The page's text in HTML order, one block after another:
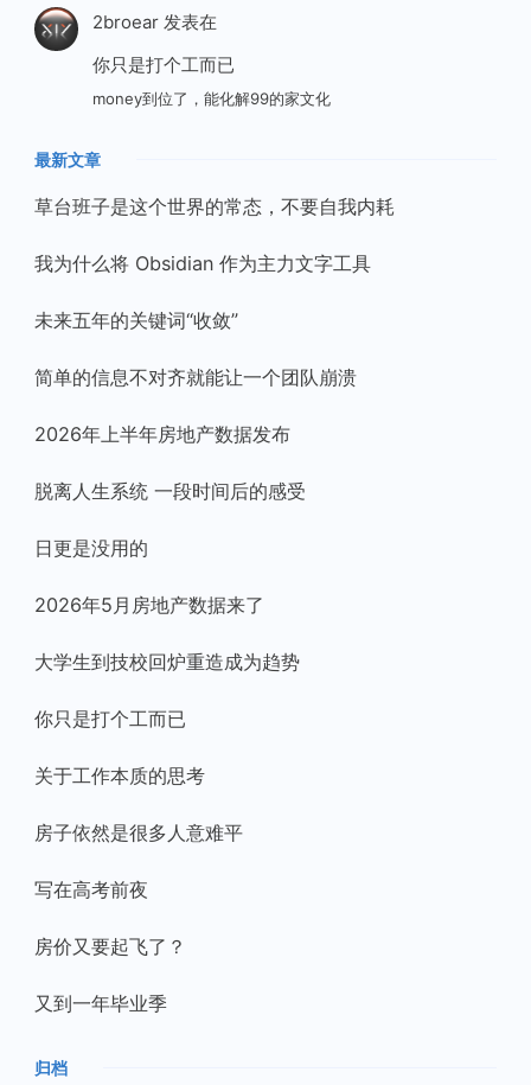
2broear发表在
你只是打个工而已
money到位了，能化解99的家文化
最新文章
草台班子是这个世界的常态，不要自我内耗
我为什么将 Obsidian 作为主力文字工具
未来五年的关键词“收敛”
简单的信息不对齐就能让一个团队崩溃
2026年上半年房地产数据发布
脱离人生系统 一段时间后的感受
日更是没用的
2026年5月房地产数据来了
大学生到技校回炉重造成为趋势
你只是打个工而已
关于工作本质的思考
房子依然是很多人意难平
写在高考前夜
房价又要起飞了？
又到一年毕业季
归档